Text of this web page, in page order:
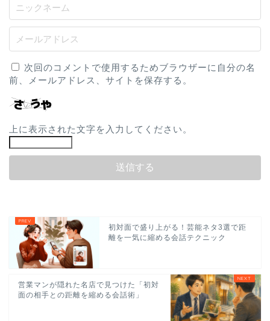
次回のコメントで使用するためブラウザーに自分の名
前、メールアドレス、サイトを保存する。
上に表示された文字を入力してください。
初対面で盛り上がる！芸能ネタ3選で距
離を一気に縮める会話テクニック
営業マンが隠れた名店で見つけた「初対
面の相手との距離を縮める会話術」